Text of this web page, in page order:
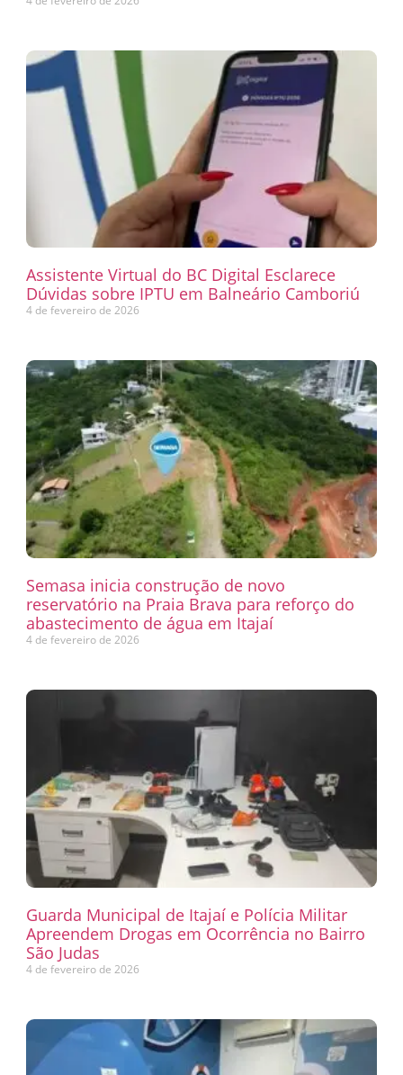
Assistente Virtual do BC Digital Esclarece
Dúvidas sobre IPTU em Balneário Camboriú
4 de fevereiro de 2026
Semasa inicia construção de novo
reservatório na Praia Brava para reforço do
abastecimento de água em Itajaí
4 de fevereiro de 2026
Guarda Municipal de Itajaí e Polícia Militar
Apreendem Drogas em Ocorrência no Bairro
São Judas
4 de fevereiro de 2026